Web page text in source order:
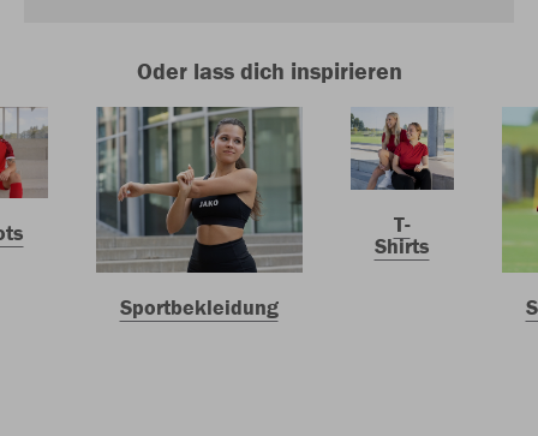
Oder lass dich inspirieren
Sportbekleidung
T-
Shirts